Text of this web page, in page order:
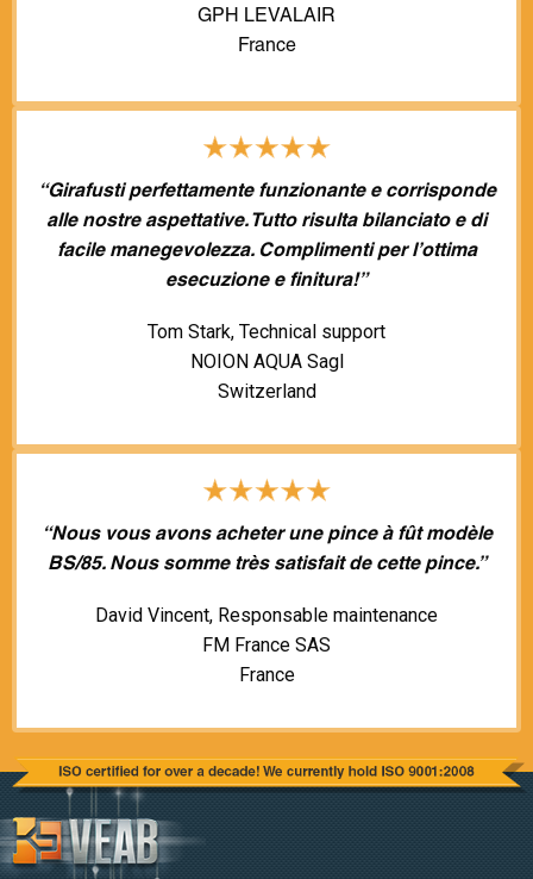
GPH LEVALAIR
France
“Girafusti perfettamente funzionante e corrisponde
alle nostre aspettative. Tutto risulta bilanciato e di
facile manegevolezza. Complimenti per l’ottima
esecuzione e finitura!”
Tom Stark, Technical support
NOION AQUA Sagl
Switzerland
“Nous vous avons acheter une pince à fût modèle
BS/85. Nous somme très satisfait de cette pince.”
David Vincent, Responsable maintenance
FM France SAS
France